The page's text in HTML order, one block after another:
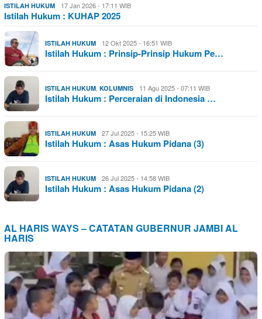
ISTILAH HUKUM 17 Jan 2026 - 17:11 WIB
Istilah Hukum : KUHAP 2025
ISTILAH HUKUM 12 Okt 2025 - 16:51 WIB
Istilah Hukum : Prinsip-Prinsip Hukum Pe…
ISTILAH HUKUM KOLUMNIS 11 Agu 2025 - 07:11 WIB
Istilah Hukum : Perceraian di Indonesia …
ISTILAH HUKUM 27 Jul 2025 - 15:25 WIB
Istilah Hukum : Asas Hukum Pidana (3)
ISTILAH HUKUM 26 Jul 2025 - 14:58 WIB
Istilah Hukum : Asas Hukum Pidana (2)
AL HARIS WAYS – CATATAN GUBERNUR JAMBI AL
HARIS